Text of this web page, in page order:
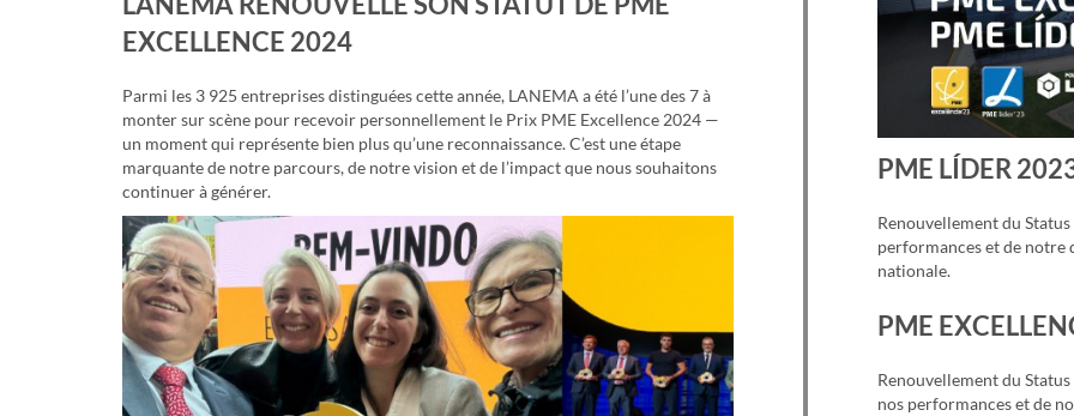
EXCELLENCE 2024
Parmi les 3 925 entreprises distinguées cette année, LANEMA a été l’une des 7 à
monter sur scène pour recevoir personnellement le Prix PME Excellence 2024 —
un moment qui représente bien plus qu’une reconnaissance. C’est une étape
marquante de notre parcours, de notre vision et de l’impact que nous souhaitons
continuer à générer.
PME LÍDER
Renouvellement du
performances et de
nationale.
PME
Renouvellement du
nos performances et de